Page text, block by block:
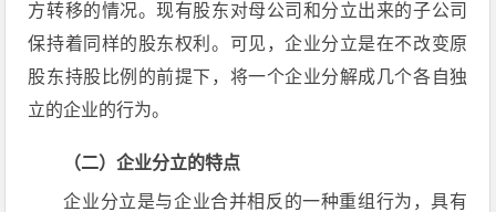
方转移的情况。现有股东对母公司和分立出来的子公司
保持着同样的股东权利。可见，企业分立是在不改变原
股东持股比例的前提下，将一个企业分解成几个各自独
立的企业的行为。
（二）企业分立的特点
企业分立是与企业合并相反的一种重组行为，具有